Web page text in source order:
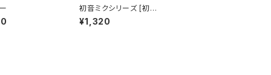
初音ミクシリーズ [初音
ミク&巡音ルカ]
¥1,320